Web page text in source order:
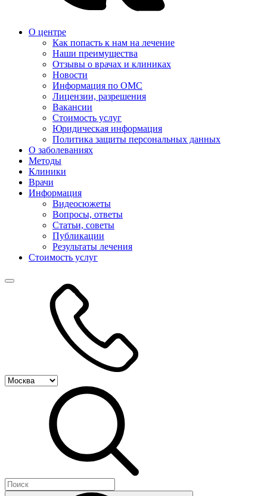
О центре
Как попасть к нам на лечение
Наши преимущества
Отзывы о врачах и клиниках
Новости
Информация по ОМС
Лицензии, разрешения
Вакансии
Стоимость услуг
Юридическая информация
Политика защиты персональных данных
О заболеваниях
Методы
Клиники
Врачи
Информация
Видеосюжеты
Вопросы, ответы
Статьи, советы
Публикации
Результаты лечения
Стоимость услуг